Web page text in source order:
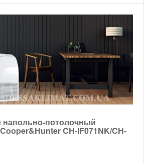
потолочный
CH-IF071NK/CH-